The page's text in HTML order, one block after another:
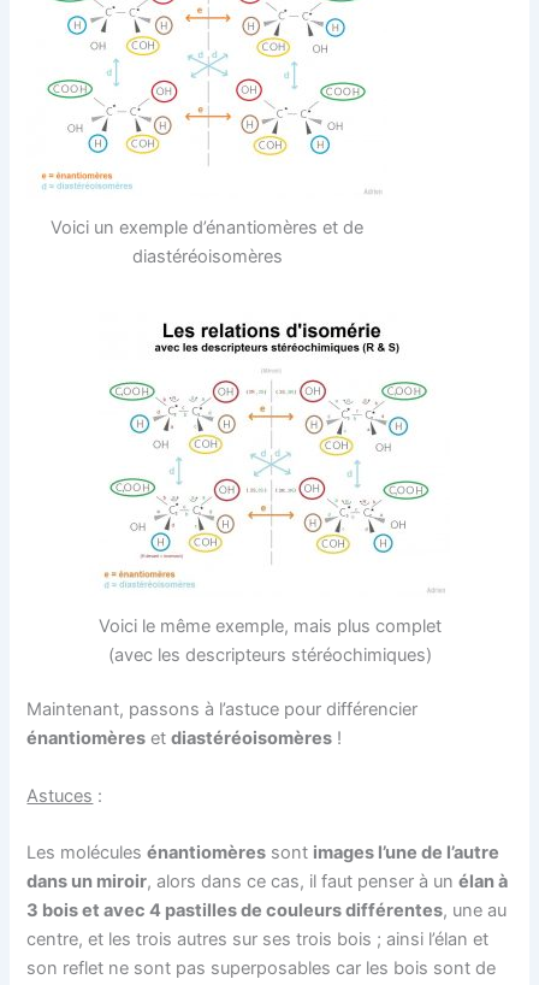
Voici un exemple d’énantiomères et de
diastéréoisomères
Voici le même exemple, mais plus complet
(avec les descripteurs stéréochimiques)
Maintenant, passons à l’astuce pour différencier
énantiomères etdiastéréoisomères !
Astuces :
Les moléculesénantiomères sont images l’une de l’autre
dans un miroir, alors dans ce cas, il faut penser à unélan à
3 bois et avec 4 pastilles de couleurs différentes, une au
centre, et les trois autres sur ses trois bois ; ainsi l’élan et
son reflet ne sont pas superposables car les bois sont de